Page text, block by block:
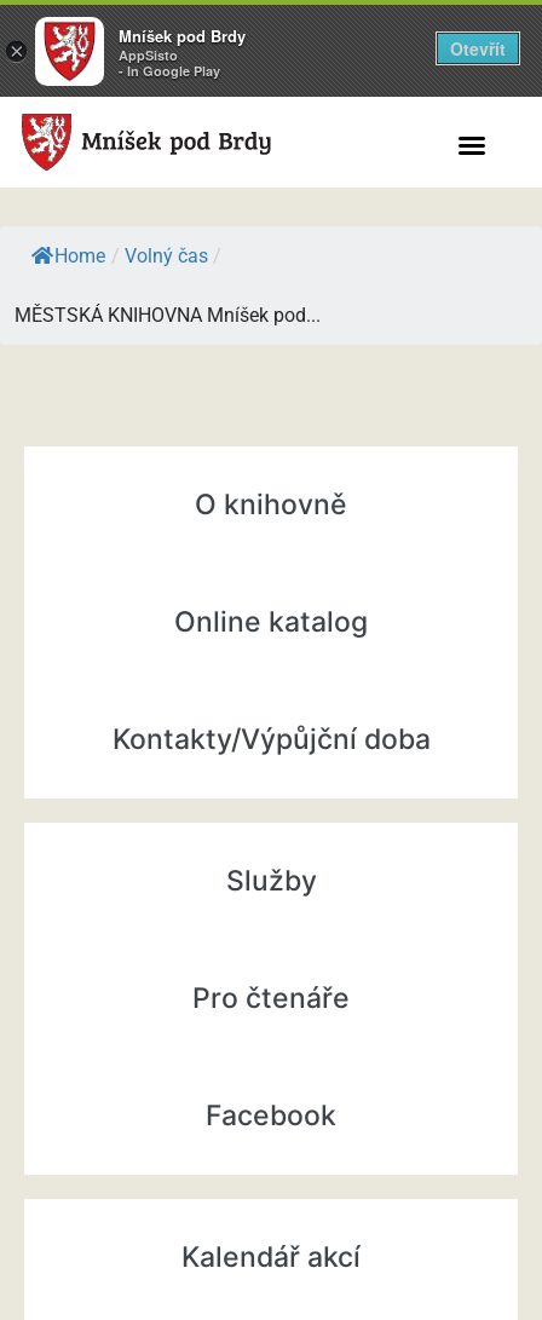
Home / Volný čas /
MĚSTSKÁ KNIHOVNA Mníšek pod...
O knihovně
Online katalog
Kontakty/Výpůjční doba
Služby
Pro čtenáře
Facebook
Kalendář akcí
×
Mníšek pod Brdy
AppSisto
- In Google Play
Otevřít